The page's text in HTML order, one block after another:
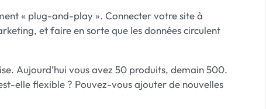
« plug-and-play ». Connecter votre site à
et faire en sorte que les données circulent
Aujourd’hui vous avez 50 produits, demain 500.
elle flexible ? Pouvez-vous ajouter de nouvelles